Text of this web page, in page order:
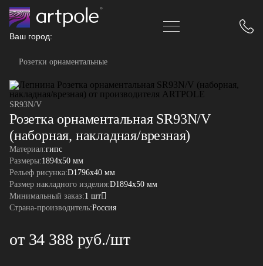
Ваш город:
Розетки орнаментальные
SR93N/V
Розетка орнаментальная SR93N/V
(наборная, накладная/врезная)
Материал:гипс
Размеры:1894x50 мм
Рельеф рисунка:D1796x40 мм
Размер накладного изделия:D1894x50 мм
Минимальный заказ:1 шт
Страна-производитель:Россия
от 34 388 руб./шт